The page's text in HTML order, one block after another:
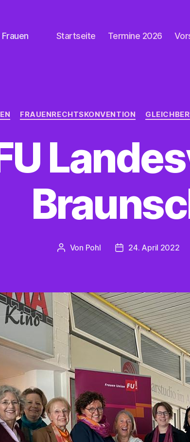
Startseite Termine 2026
FRAUENRECHTSKONVENTION
Beitragsautor
Von Pohl Beitragsdatum
24. April 2022